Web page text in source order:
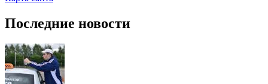
Последние новости